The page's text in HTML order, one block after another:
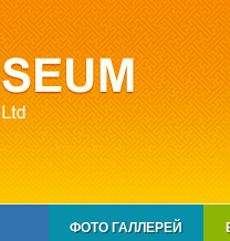
ФОТО ГАЛЛЕРЕЙ